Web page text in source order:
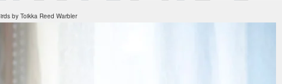
by Toikka Reed Warbler